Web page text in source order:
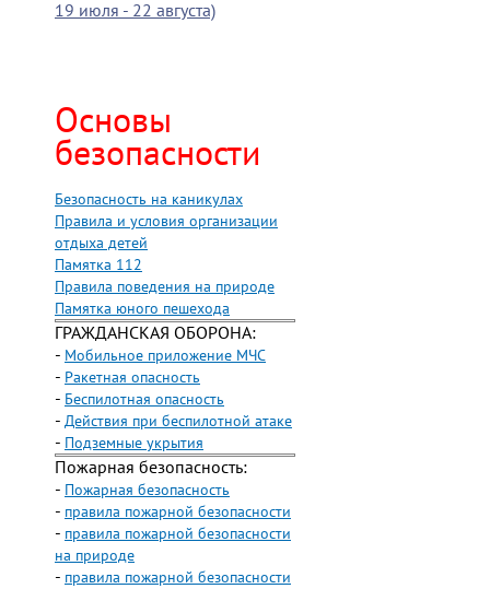
19 июля - 22 августа)
Основы
безопасности
Безопасность на каникулах
Правила и условия организации
отдыха детей
Памятка 112
Правила поведения на природе
Памятка юного пешехода
ГРАЖДАНСКАЯ ОБОРОНА:
- Мобильное приложение МЧС
- Ракетная опасность
- Беспилотная опасность
- Действия при беспилотной атаке
- Подземные укрытия
Пожарная безопасность:
- Пожарная безопасность
- правила пожарной безопасности
- правила пожарной безопасности
на природе
- правила пожарной безопасности